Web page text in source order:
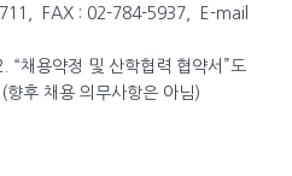
: 02-784-5937, E-mail
약정 및 산학협력 협약서”도
향후 채용 의무사항은 아님)